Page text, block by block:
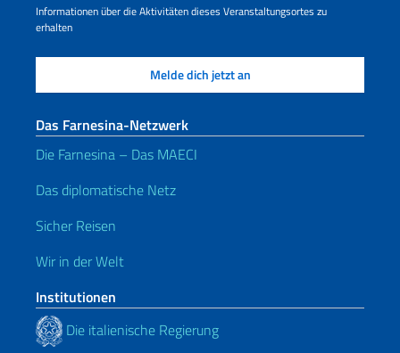
Informationen über die Aktivitäten dieses Veranstaltungsortes zu
erhalten
Das Farnesina-Netzwerk
Die Farnesina – Das MAECI
Das diplomatische Netz
Sicher Reisen
Wir in der Welt
Institutionen
Die italienische Regierung